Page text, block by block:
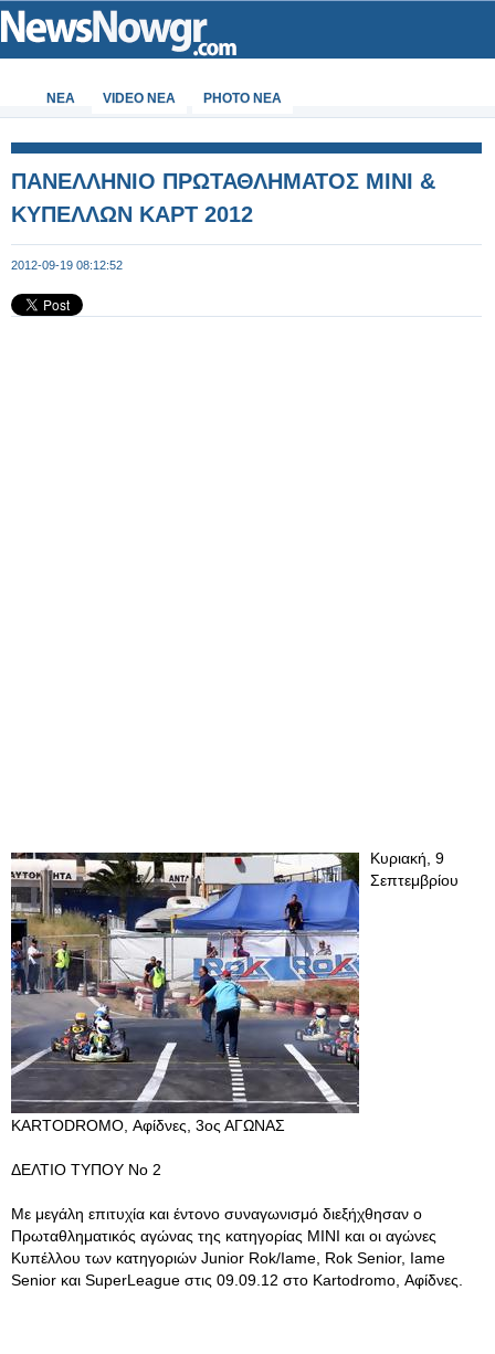
ΝΕΑ VIDEO NEA PHOTO NEA
ΠΑΝΕΛΛΗΝΙΟ ΠΡΩΤΑΘΛΗΜΑΤΟΣ ΜΙΝΙ &
ΚΥΠΕΛΛΩΝ ΚΑΡΤ 2012
2012-09-19 08:12:52
Κυριακή, 9
Σεπτεμβρίου
KARTODROMO, Αφίδνες, 3ος ΑΓΩΝΑΣ
ΔΕΛΤΙΟ ΤΥΠΟΥ Νο 2
Με μεγάλη επιτυχία και έντονο συναγωνισμό διεξήχθησαν ο
Πρωταθληματικός αγώνας της κατηγορίας ΜΙΝΙ και οι αγώνες
Κυπέλλου των κατηγοριών Junior Rok/Iame, Rok Senior, Iame
Senior και SuperLeague στις 09.09.12 στο Kartodromo, Αφίδνες.